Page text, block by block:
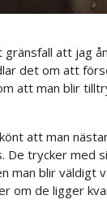
att jag
det om att
att man blir
att man
trycker med
man blir väldigt
om de ligger